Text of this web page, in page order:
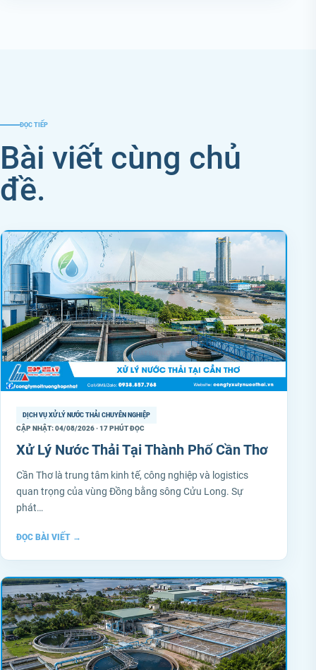
ĐỌC TIẾP
Bài viết cùng chủ
đề.
DỊCH VỤ XỬ LÝ NƯỚC THẢI CHUYÊN NGHIỆP
CẬP NHẬT: 04/08/2026 · 17 PHÚT ĐỌC
Xử Lý Nước Thải Tại Thành Phố Cần Thơ
Cần Thơ là trung tâm kinh tế, công nghiệp và logistics
quan trọng của vùng Đồng bằng sông Cửu Long. Sự
phát…
ĐỌC BÀI VIẾT →